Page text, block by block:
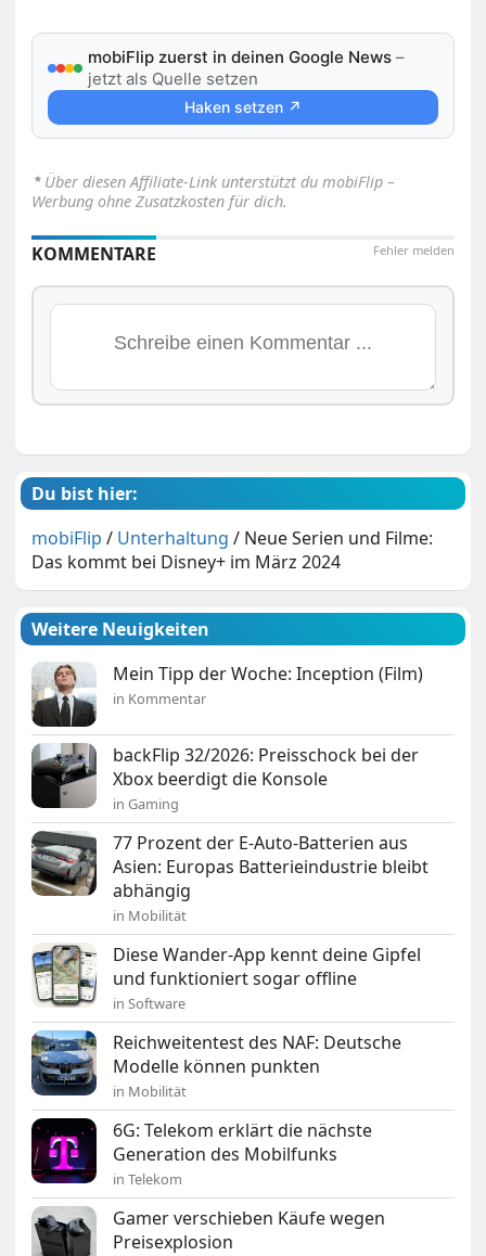
mobiFlip zuerst in deinen Google News –
jetzt als Quelle setzen
Haken setzen ↗
⋆ Über diesen Affiliate-Link unterstützt du mobiFlip –
Werbung ohne Zusatzkosten für dich.
Fehler melden
KOMMENTARE
Du bist hier:
mobiFlip / Unterhaltung / Neue Serien und Filme:
Das kommt bei Disney+ im März 2024
Weitere Neuigkeiten
Mein Tipp der Woche: Inception (Film)
in Kommentar
backFlip 32/2026: Preisschock bei der
Xbox beerdigt die Konsole
in Gaming
77 Prozent der E-Auto-Batterien aus
Asien: Europas Batterieindustrie bleibt
abhängig
in Mobilität
Diese Wander-App kennt deine Gipfel
und funktioniert sogar offline
in Software
Reichweitentest des NAF: Deutsche
Modelle können punkten
in Mobilität
6G: Telekom erklärt die nächste
Generation des Mobilfunks
in Telekom
Gamer verschieben Käufe wegen
Preisexplosion